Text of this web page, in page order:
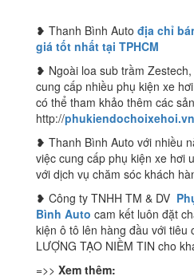
❥ Thanh Bình Auto địa chỉ
giá tốt nhất tại TPHCM
❥ Ngoài loa sub trầm
cung cấp nhiều phụ kiện xe
có thể tham khảo thêm các
http://
❥ Thanh Bình Auto với nhiều
việc cung cấp phụ kiện xe hơi
với dịch vụ chăm sóc khách
❥ Công ty TNHH TM & DV
Bình Auto cam kết luôn đặt
kiện ô tô lên hàng đầu với tiêu
LƯỢNG TẠO NIỀM TIN cho
=>> Xem thêm: